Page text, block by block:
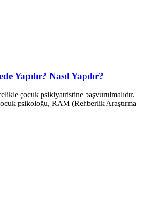
Yapılır? Nasıl Yapılır?
çocuk psikiyatristine başvurulmalıdır.
psikoloğu, RAM (Rehberlik Araştırma